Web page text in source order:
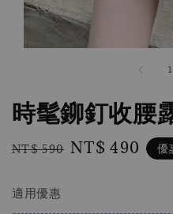
1
時髦鉚釘收腰
Regular
NT$ 590 Sale
NT$ 490 優
適用優惠